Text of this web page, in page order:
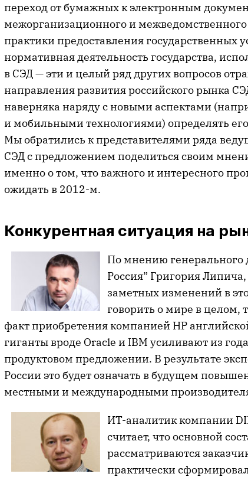
переход от бумажных к электронным
межорганизационного и
практики предоставления государственных
нормативная деятельность государства,
в СЭД — эти и целый ряд других вопросов
направления развития российского рынка
наверняка наряду с новыми аспектами
и мобильными технологиями) определять
Мы обратились к представителями ряда
СЭД с предложением поделиться своим
именно о том, что важного и интересного
ожидать в 2012-м.
Конкурентная ситуация на
По мнению генерального
Россия” Григория
заметных изменений в
говорить о мире в целом,
факт приобретения компанией HP
гиганты вроде Oracle и IBM усиливают из
продуктовом предложении. В результате
России это будет означать в будущем
местными и международными
ИТ-аналитик компании
считает, что основной
рассматриваются
практически